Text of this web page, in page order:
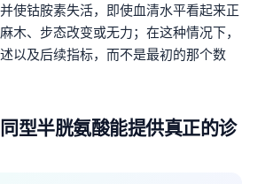
使钴胺素失活，即使血清水平看起来正
木、步态改变或无力；在这种情况下，
以及后续指标，而不是最初的那个数
型半胱氨酸能提供真正的诊